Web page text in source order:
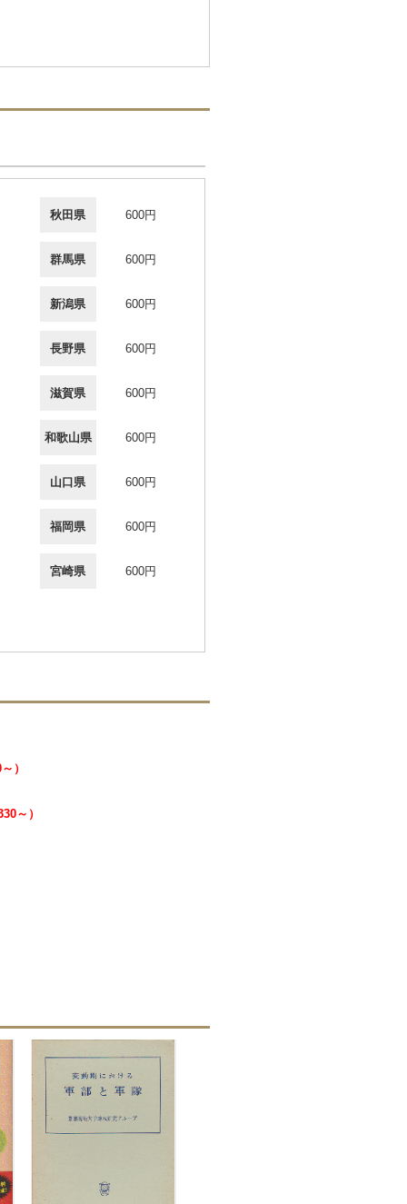
秋田県 600円
群馬県 600円
新潟県 600円
長野県 600円
滋賀県 600円
和歌山県 600円
山口県 600円
福岡県 600円
宮崎県 600円
）
～）